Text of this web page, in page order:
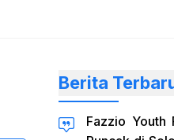
Berita
Fazzio Youth